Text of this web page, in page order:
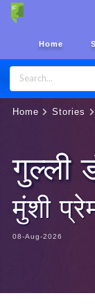
Home
Home Stories
गुल्ली
मुंशी
08-Aug-2026